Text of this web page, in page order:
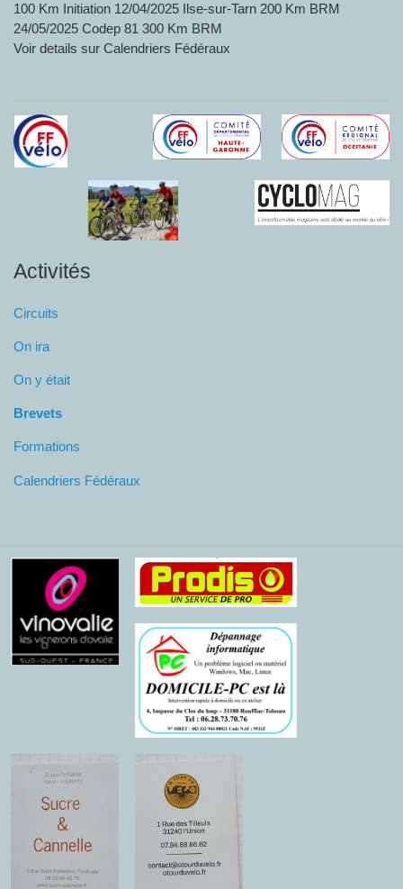
100 Km Initiation 12/04/2025 Ilse-sur-Tarn 200 Km BRM
24/05/2025 Codep 81 300 Km BRM
Voir details sur Calendriers Fédéraux
Activités
Circuits
On ira
On y était
Brevets
Formations
Calendriers Fédéraux